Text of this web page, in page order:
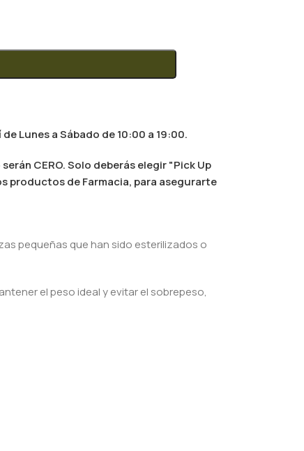
Lunes a Sábado de 10:00 a 19:00.
CERO. Solo deberás elegir "Pick Up
productos de Farmacia, para asegurarte
pequeñas que han sido esterilizados o
el peso ideal y evitar el sobrepeso,